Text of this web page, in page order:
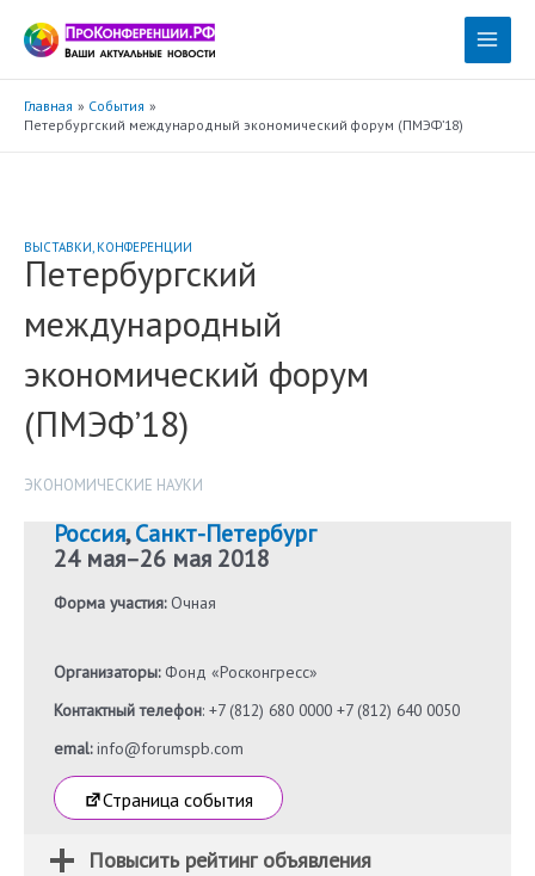
содержимому
Main
Главная
События
Петербургский международный экономический форум (ПМЭФ’18)
ВЫСТАВКИ, КОНФЕРЕНЦИИ
Петербургский
международный
экономический форум
(ПМЭФ’18)
ЭКОНОМИЧЕСКИЕ НАУКИ
Россия,Санкт-Петербург
24 мая–26 мая 2018
Форма участия:Очная
Организаторы:Фонд «Росконгресс»
Контактный телефон: +7 (812) 680 0000 +7 (812) 640 0050
emal:info@forumspb.com
Страница события
Повысить рейтинг объявления